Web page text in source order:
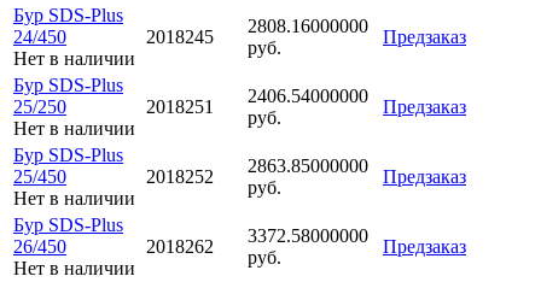
Бур SDS-Plus
24/450
Нет в наличии
2018245
2808.16000000
руб.
Предзаказ
Бур SDS-Plus
25/250
Нет в наличии
2018251
2406.54000000
руб.
Предзаказ
Бур SDS-Plus
25/450
Нет в наличии
2018252
2863.85000000
руб.
Предзаказ
Бур SDS-Plus
26/450
Нет в наличии
2018262
3372.58000000
руб.
Предзаказ